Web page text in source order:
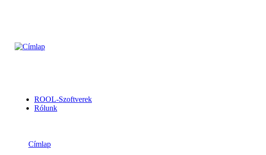
ROOL-Szoftverek
Rólunk
Címlap